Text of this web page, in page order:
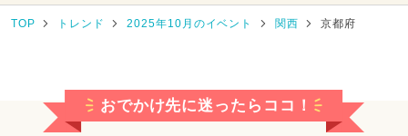
TOP トレンド 2025年10月のイベント 関西 京都府
おでかけ先に迷ったらココ！